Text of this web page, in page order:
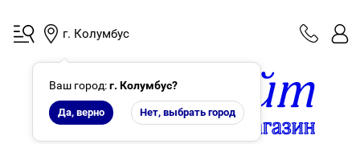
г. Колумбус
Ваш город:г. Колумбус?
Да, верно Нет, выбрать город